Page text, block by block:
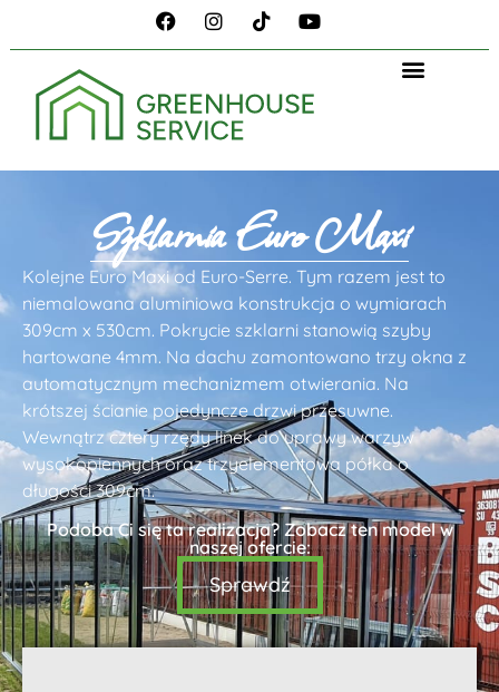
Szklarnia Euro Maxi
Kolejne Euro Maxi od Euro-Serre. Tym razem jest to
niemalowana aluminiowa konstrukcja o wymiarach
309cm x 530cm. Pokrycie szklarni stanowią szyby
hartowane 4mm. Na dachu zamontowano trzy okna z
automatycznym mechanizmem otwierania. Na
krótszej ścianie pojedyncze drzwi przesuwne.
Wewnątrz cztery rzędy linek do uprawy warzyw
wysokopiennych oraz trzyelementowa półka o
długości 309cm.
Podoba Ci się ta realizacja? Zobacz ten model w
naszej ofercie:
Sprawdź